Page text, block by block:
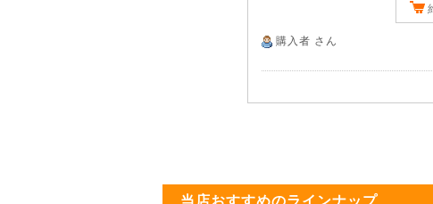
購入者 さん
当店おすすめのラインナップ